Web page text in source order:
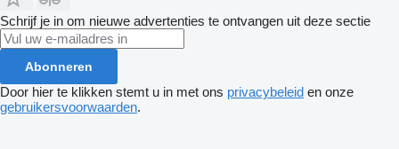
Schrijf je in om nieuwe advertenties te ontvangen uit deze sectie
Abonneren
Door hier te klikken stemt u in met ons privacybeleid en onze
gebruikersvoorwaarden.